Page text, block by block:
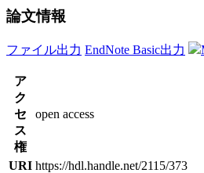
論文情報
ファイル出力 EndNote Basic出力
ア
ク
セ
ス
権
open access
URI https://hdl.handle.net/2115/373